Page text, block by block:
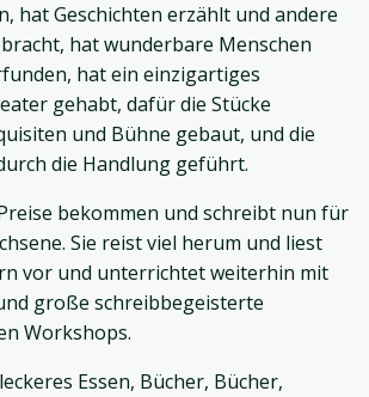
hat Geschichten erzählt und andere
hat wunderbare Menschen
hat ein einzigartiges
gehabt, dafür die Stücke
und Bühne gebaut, und die
die Handlung geführt.
bekommen und schreibt nun für
Sie reist viel herum und liest
vor und unterrichtet weiterhin mit
große schreibbegeisterte
Workshops.
Essen, Bücher, Bücher,